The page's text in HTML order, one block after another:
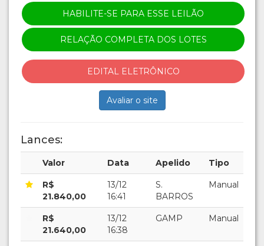
HABILITE-SE PARA ESSE LEILÃO
RELAÇÃO COMPLETA DOS LOTES
EDITAL ELETRÔNICO
Avaliar o site
Lances:
Valor Data Apelido Tipo
R$
21.840,00
13/12
16:41
S.
BARROS
Manual
R$
21.640,00
13/12
16:38
GAMP Manual